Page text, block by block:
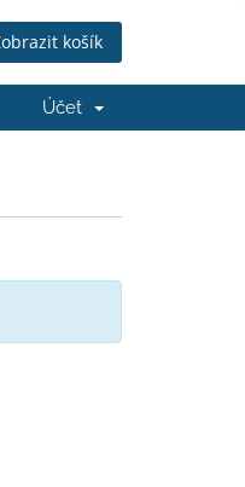
košík
Účet